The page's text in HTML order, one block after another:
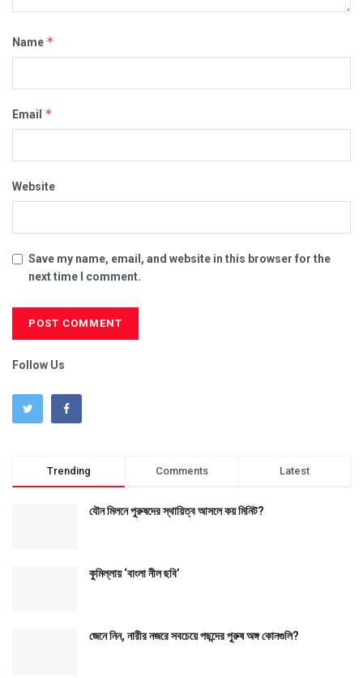
Name *
Email *
Website
Save my name, email, and website in this browser for the
next time I comment.
Follow Us
Trending Comments Latest
যৌন মিলনে পুরুষদের স্থায়িত্ব আসলে কয় মিনিট?
কুমিল্লায় ‘বাংলা নীল ছবি’
জেনে নিন, নারীর নজরে সবচেয়ে পছন্দের পুরুষ অঙ্গ কোনগুলি?